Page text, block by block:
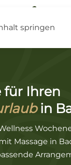
springen
für Ihren
in
Massage in